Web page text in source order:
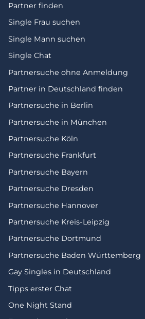
Partner finden
Single Frau suchen
Single Mann suchen
Single Chat
Partnersuche ohne Anmeldung
Partner in Deutschland finden
Partnersuche in Berlin
Partnersuche in München
Partnersuche Köln
Partnersuche Frankfurt
Partnersuche Bayern
Partnersuche Dresden
Partnersuche Hannover
Partnersuche Kreis-Leipzig
Partnersuche Dortmund
Partnersuche Baden Württemberg
Gay Singles in Deutschland
Tipps erster Chat
One Night Stand